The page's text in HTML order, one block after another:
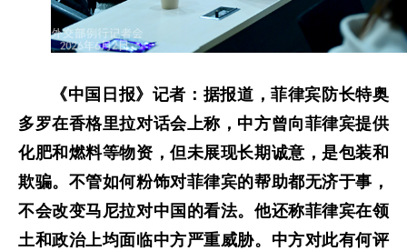
《中国日报》记者：据报道，菲律宾防长特奥
多罗在香格里拉对话会上称，中方曾向菲律宾提供
化肥和燃料等物资，但未展现长期诚意，是包装和
欺骗。不管如何粉饰对菲律宾的帮助都无济于事，
不会改变马尼拉对中国的看法。他还称菲律宾在领
土和政治上均面临中方严重威胁。中方对此有何评